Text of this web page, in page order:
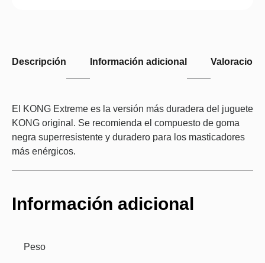
Descripción Información adicional
El KONG Extreme es la versión más duradera del juguete
KONG original. Se recomienda el compuesto de goma
negra superresistente y duradero para los masticadores
más enérgicos.
Información adicional
Peso